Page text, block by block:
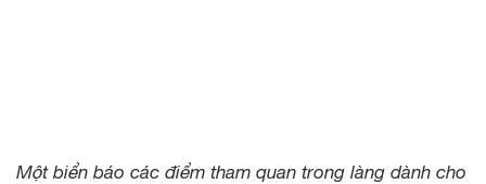
Một biển báo các điểm tham quan trong làng dành cho